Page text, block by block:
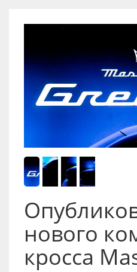
нового
кросса